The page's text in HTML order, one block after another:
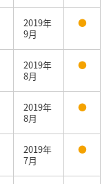
2019年
9月
●
2019年
8月
●
2019年
8月
●
2019年
7月
●